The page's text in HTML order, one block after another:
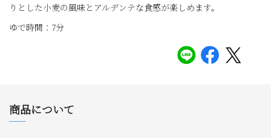
りとした小麦の風味とアルデンテな食感が楽しめます。
ゆで時間：7分
商品について